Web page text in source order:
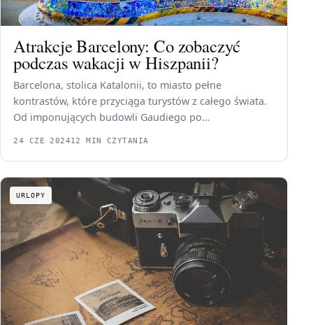
Atrakcje Barcelony: Co zobaczyć
podczas wakacji w Hiszpanii?
Barcelona, stolica Katalonii, to miasto pełne
kontrastów, które przyciąga turystów z całego świata.
Od imponujących budowli Gaudiego po…
24 CZE 202412 MIN CZYTANIA
URLOPY